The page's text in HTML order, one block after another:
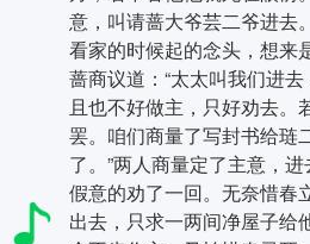
意，叫请蔷大爷芸二爷进去
看家的时候起的念头，想来
蔷商议道：“太太叫我们进
且也不好做主，只好劝去。
罢。咱们商量了写封书给琏
了。”两人商量定了主意，
假意的劝了一回。无奈惜春
出去，只求一两间净屋子给